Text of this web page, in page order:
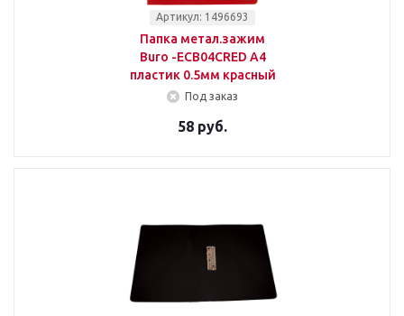
Артикул: 1496693
Папка метал.зажим
Buro -ECB04CRED A4
пластик 0.5мм красный
Под заказ
58 руб.